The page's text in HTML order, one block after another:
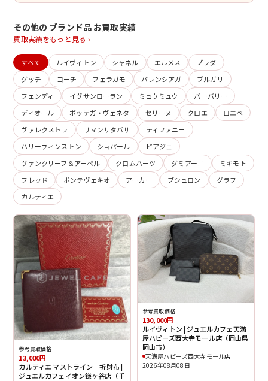
その他の ブランド品 お買取実績
買取実績をもっと見る ›
すべて ルイヴィトン シャネル エルメス
プラダ
グッチ
コーチ フェラガモ バレンシアガ
ブルガリ
フェンディ
イヴサンローラン ミュウミュウ
バーバリー
ディオール
ボッテガ・ヴェネタ セリーヌ クロエ
ロエベ
ヴァレクストラ
サマンサタバサ
ティファニー
ハリーウィンストン
ショパール
ピアジェ
ヴァンクリーフ＆アーペル
クロムハーツ ダミアーニ
ミキモト
フレッド
ポンテヴェキオ アーカー ブシュロン
グラフ
カルティエ
参考買取価格
13,000円
カルティエ マストライン 折財布 |
ジュエルカフェイオン鎌ヶ谷店（千
参考買取価格
130,000円
ルイヴィトン | ジュエルカフェ天満
屋ハピーズ西大寺モール店（岡山県
岡山市）
天満屋ハピーズ西大寺モール店
2026年08月08日